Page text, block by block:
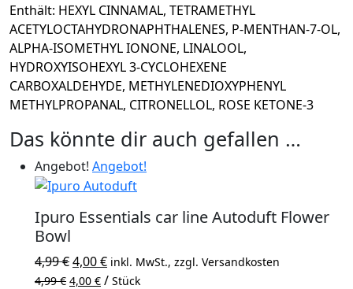
Enthält: HEXYL CINNAMAL, TETRAMETHYL
ACETYLOCTAHYDRONAPHTHALENES, P-MENTHAN-7-OL,
ALPHA-ISOMETHYL IONONE, LINALOOL,
HYDROXYISOHEXYL 3-CYCLOHEXENE
CARBOXALDEHYDE, METHYLENEDIOXYPHENYL
METHYLPROPANAL, CITRONELLOL, ROSE KETONE-3
Das könnte dir auch gefallen …
Angebot! Angebot!
Ipuro Essentials car line Autoduft Flower
Bowl
4,99€Ursprünglicher
Preis
4,00€Aktueller
Preis
inkl. MwSt., zzgl. Versandkosten
4,99€ 4,00 € / Stück